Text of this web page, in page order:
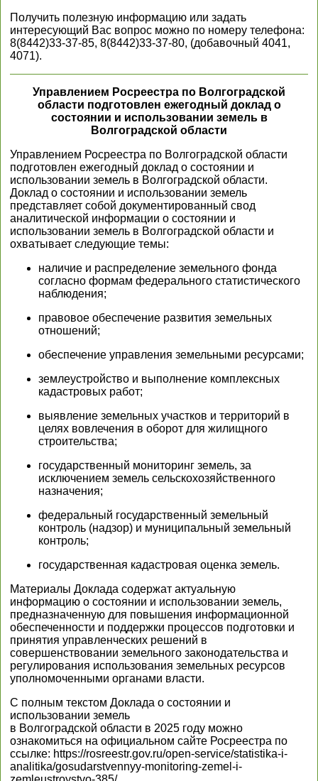
Получить полезную информацию или задать
интересующий Вас вопрос можно по номеру телефона:
8(8442)33-37-85, 8(8442)33-37-80, (добавочный 4041,
4071).
Управлением Росреестра по Волгоградской
области подготовлен ежегодный доклад о
состоянии и использовании земель в
Волгоградской области
Управлением Росреестра по Волгоградской области
подготовлен ежегодный доклад о состоянии и
использовании земель в Волгоградской области.
Доклад о состоянии и использовании земель
представляет собой документированный свод
аналитической информации о состоянии и
использовании земель в Волгоградской области и
охватывает следующие темы:
наличие и распределение земельного фонда
согласно формам федерального статистического
наблюдения;
правовое обеспечение развития земельных
отношений;
обеспечение управления земельными ресурсами;
землеустройство и выполнение комплексных
кадастровых работ;
выявление земельных участков и территорий в
целях вовлечения в оборот для жилищного
строительства;
государственный мониторинг земель, за
исключением земель сельскохозяйственного
назначения;
федеральный государственный земельный
контроль (надзор) и муниципальный земельный
контроль;
государственная кадастровая оценка земель.
Материалы Доклада содержат актуальную
информацию о состоянии и использовании земель,
предназначенную для повышения информационной
обеспеченности и поддержки процессов подготовки и
принятия управленческих решений в
совершенствовании земельного законодательства и
регулирования использования земельных ресурсов
уполномоченными органами власти.
С полным текстом Доклада о состоянии и
использовании земель
в Волгоградской области в 2025 году можно
ознакомиться на официальном сайте Росреестра по
ссылке: https://rosreestr.gov.ru/open-service/statistika-i-
analitika/gosudarstvennyy-monitoring-zemel-i-